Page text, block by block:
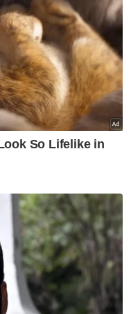
Melayu Diraja
ke dewan.
surat sumpah
yang
Zulkifli.